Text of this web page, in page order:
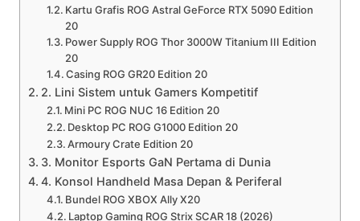
Kartu Grafis ROG Astral GeForce RTX 5090 Edition
20
Power Supply ROG Thor 3000W Titanium III Edition
20
Casing ROG GR20 Edition 20
2. Lini Sistem untuk Gamers Kompetitif
Mini PC ROG NUC 16 Edition 20
Desktop PC ROG G1000 Edition 20
Armoury Crate Edition 20
3. Monitor Esports GaN Pertama di Dunia
4. Konsol Handheld Masa Depan & Periferal
Bundel ROG XBOX Ally X20
Laptop Gaming ROG Strix SCAR 18 (2026)